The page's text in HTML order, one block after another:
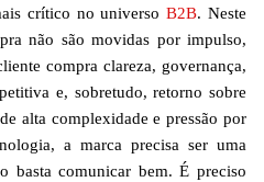
crítico no universoB2B. Neste
não são movidas por impulso,
compra clareza, governança,
e, sobretudo, retorno sobre
alta complexidade e pressão por
a marca precisa ser uma
basta comunicar bem. É preciso